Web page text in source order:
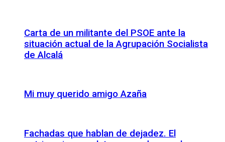
Carta de un militante del PSOE ante la
situación actual de la Agrupación Socialista
de Alcalá
Mi muy querido amigo Azaña
Fachadas que hablan de dejadez. El